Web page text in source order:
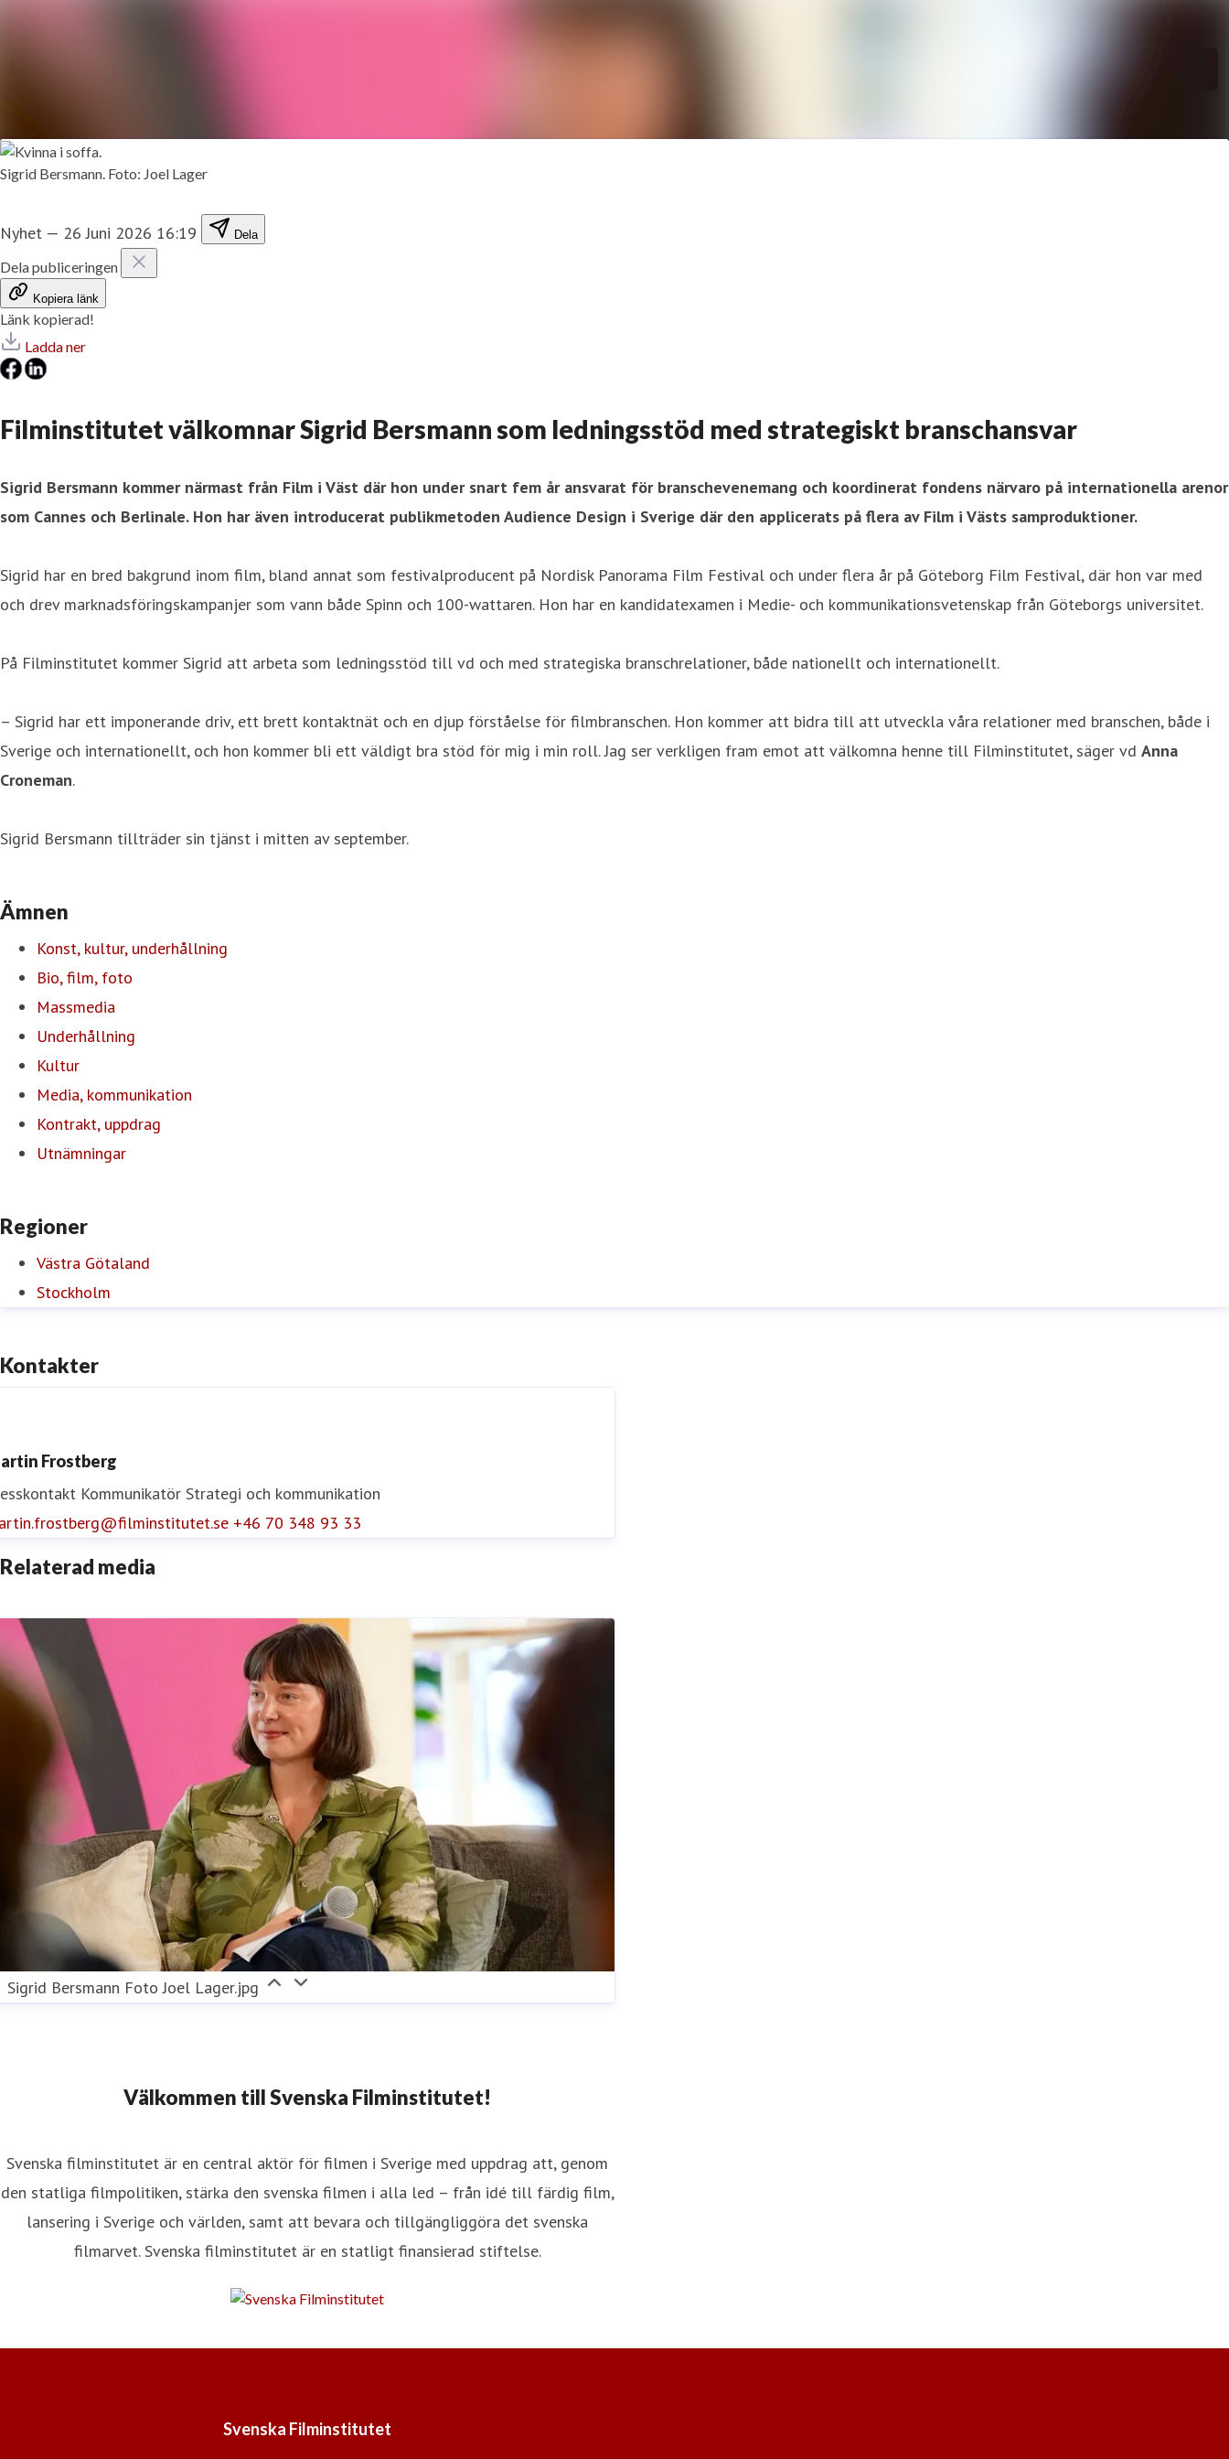
Sigrid Bersmann. Foto: Joel Lager
Nyhet — 26 Juni 2026 16:19 Dela
Dela publiceringen
Kopiera länk
Länk kopierad!
Ladda ner
Filminstitutet välkomnar Sigrid Bersmann som ledningsstöd med strategiskt branschansvar
Sigrid Bersmann kommer närmast från Film i Väst där hon under snart fem år ansvarat för branschevenemang och koordinerat fondens närvaro på internationella arenor
som Cannes och Berlinale. Hon har även introducerat publikmetoden Audience Design i Sverige där den applicerats på flera av Film i Västs samproduktioner.
Sigrid har en bred bakgrund inom film, bland annat som festivalproducent på Nordisk Panorama Film Festival och under flera år på Göteborg Film Festival, där hon var med
och drev marknadsföringskampanjer som vann både Spinn och 100-wattaren. Hon har en kandidatexamen i Medie- och kommunikationsvetenskap från Göteborgs universitet.
På Filminstitutet kommer Sigrid att arbeta som ledningsstöd till vd och med strategiska branschrelationer, både nationellt och internationellt.
– Sigrid har ett imponerande driv, ett brett kontaktnät och en djup förståelse för filmbranschen. Hon kommer att bidra till att utveckla våra relationer med branschen, både i
Sverige och internationellt, och hon kommer bli ett väldigt bra stöd för mig i min roll. Jag ser verkligen fram emot att välkomna henne till Filminstitutet, säger vd Anna
Croneman.
Sigrid Bersmann tillträder sin tjänst i mitten av september.
Ämnen
Konst, kultur, underhållning
Bio, film, foto
Massmedia
Underhållning
Kultur
Media, kommunikation
Kontrakt, uppdrag
Utnämningar
Regioner
Västra Götaland
Stockholm
Kontakter
Frostberg
Kommunikatör Strategi och kommunikation
+46 70 348 93 33
Relaterad media
Sigrid Bersmann Foto Joel Lager.jpg
Välkommen till Svenska Filminstitutet!
Svenska filminstitutet är en central aktör för filmen i Sverige med uppdrag att, genom
den statliga filmpolitiken, stärka den svenska filmen i alla led – från idé till färdig film,
lansering i Sverige och världen, samt att bevara och tillgängliggöra det svenska
filmarvet. Svenska filminstitutet är en statligt finansierad stiftelse.
Svenska Filminstitutet